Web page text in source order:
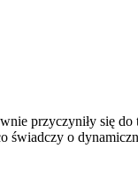
przyczyniły się
świadczy o